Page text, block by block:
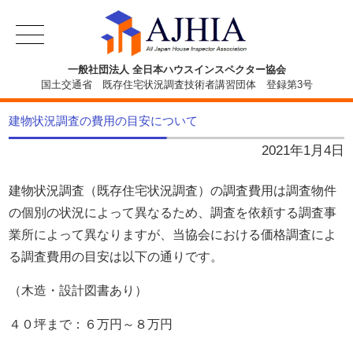
一般社団法人 全日本ハウスインスペクター協会
国土交通省 既存住宅状況調査技術者講習団体 登録第3号
建物状況調査の費用の目安について
2021年1月4日
建物状況調査（既存住宅状況調査）の調査費用は調査物件
の個別の状況によって異なるため、調査を依頼する調査事
業所によって異なりますが、当協会における価格調査によ
る調査費用の目安は以下の通りです。
（木造・設計図書あり）
４０坪まで：６万円～８万円